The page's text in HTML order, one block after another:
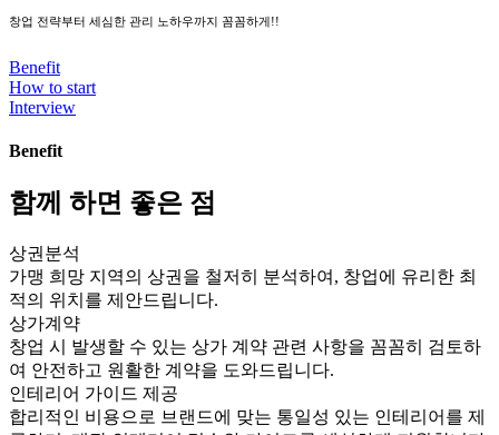
창업 전략부터 세심한 관리 노하우까지 꼼꼼하게!!
Benefit
How to start
Interview
Benefit
함께 하면 좋은 점
상권분석
가맹 희망 지역의 상권을 철저히 분석하여, 창업에 유리한 최
적의 위치를 제안드립니다.
상가계약
창업 시 발생할 수 있는 상가 계약 관련 사항을 꼼꼼히 검토하
여 안전하고 원활한 계약을 도와드립니다.
인테리어 가이드 제공
합리적인 비용으로 브랜드에 맞는 통일성 있는 인테리어를 제